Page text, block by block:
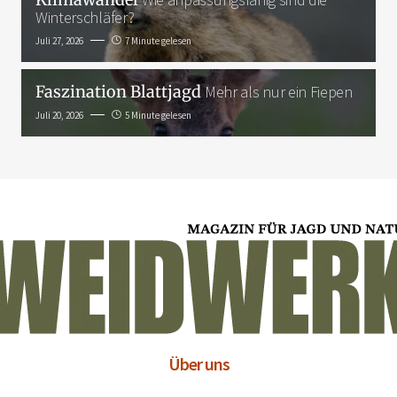
Winterschläfer?
Juli 27, 2026 7 Minute gelesen
Faszination BlattjagdMehr als nur ein Fiepen
Juli 20, 2026 5 Minute gelesen
Über uns